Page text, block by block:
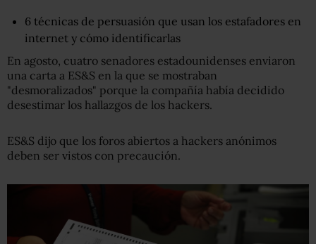
6 técnicas de persuasión que usan los estafadores en
internet y cómo identificarlas
En agosto, cuatro senadores estadounidenses enviaron
una carta a ES&S en la que se mostraban
"desmoralizados" porque la compañía había decidido
desestimar los hallazgos de los hackers.
ES&S dijo que los foros abiertos a hackers anónimos
deben ser vistos con precaución.